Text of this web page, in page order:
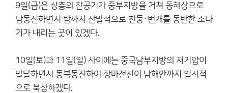
9일(금)은 상층의 찬공기가 중부지방을 거쳐 동해상으로
남동진하면서 밤까지 산발적으로 천둥·번개를 동반한 소나
기가 내리는 곳이 있겠다.
10일(토)과 11일(일) 사이에는 중국남부지방의 저기압이
발달하면서 동북동진하여 장마전선이 남해안까지 일시적
으로 북상하겠다.